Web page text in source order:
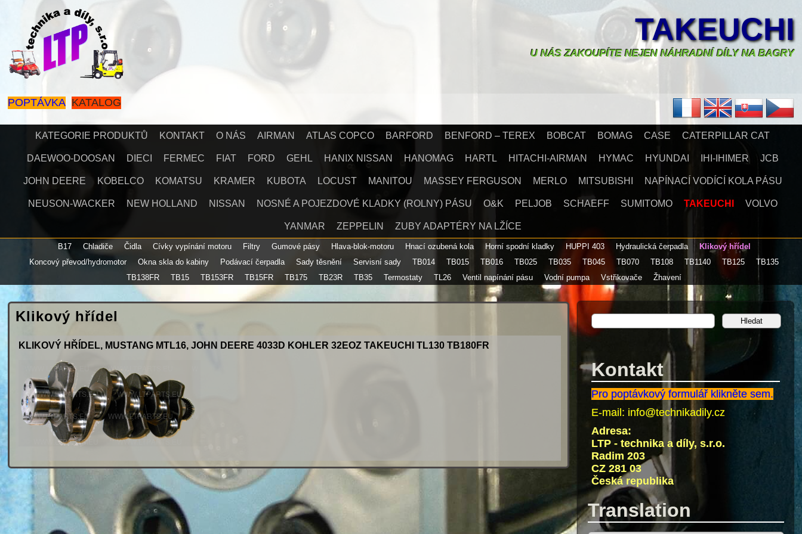
TAKEUCHI
U NÁS ZAKOUPÍTE NEJEN NÁHRADNÍ DÍLY NA BAGRY
POPTÁVKA KATALOG
KATEGORIE PRODUKTŮ KONTAKT O NÁS AIRMAN ATLAS COPCO BARFORD BENFORD – TEREX BOBCAT BOMAG CASE CATERPILLAR CAT
DAEWOO-DOOSAN DIECI FERMEC FIAT FORD GEHL HANIX NISSAN HANOMAG HARTL HITACHI-AIRMAN HYMAC HYUNDAI IHI-IHIMER JCB
JOHN DEERE KOBELCO KOMATSU KRAMER KUBOTA LOCUST MANITOU MASSEY FERGUSON MERLO MITSUBISHI NAPÍNACÍ VODÍCÍ KOLA PÁSU
NEUSON-WACKER NEW HOLLAND NISSAN NOSNÉ A POJEZDOVÉ KLADKY (ROLNY) PÁSU O&K PELJOB SCHAEFF SUMITOMO TAKEUCHI VOLVO
YANMAR ZEPPELIN ZUBY ADAPTÉRY NA LŽÍCE
B17 Chladiče Čidla Cívky vypínání motoru Filtry Gumové pásy Hlava-blok-motoru Hnací ozubená kola Horní spodní kladky HUPPI 403 Hydraulická čerpadla
Klikový hřídel
Koncový převod/hydromotor
Okna skla do kabiny Podávací čerpadla Sady těsnění Servisní sady TB014 TB015 TB016 TB025 TB035 TB045 TB070 TB108 TB1140 TB125
TB135
TB138FR
TB15 TB153FR TB15FR TB175 TB23R TB35 Termostaty TL26 Ventil napínání pásu Vodní pumpa Vstřikovače Žhavení
Kontakt
Pro poptávkový formulář klikněte sem.
E-mail: info@technikadily.cz
Adresa:
LTP - technika a díly, s.r.o.
Radim 203
CZ 281 03
Česká republika
Translation
Klikový hřídel
KLIKOVÝ HŘÍDEL, MUSTANG MTL16, JOHN DEERE 4033D KOHLER 32EOZ TAKEUCHI TL130 TB180FR